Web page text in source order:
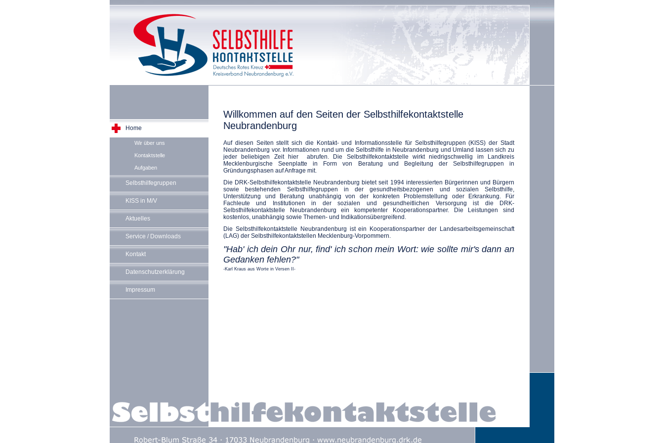
Home
Wir über uns
Kontaktstelle
Aufgaben
Selbsthilfegruppen
KISS in M/V
Aktuelles
Service / Downloads
Kontakt
Datenschutzerklärung
Impressum
Willkommen auf den Seiten der Selbsthilfekontaktstelle
Neubrandenburg
Auf diesen Seiten stellt sich die Kontakt- und Informationsstelle für Selbsthilfegruppen (KISS) der Stadt
Neubrandenburg vor. Informationen rund um die Selbsthilfe in Neubrandenburg und Umland lassen sich zu
jeder beliebigen Zeit hier abrufen. Die Selbsthilfekontaktstelle wirkt niedrigschwellig im Landkreis
Mecklenburgische Seenplatte in Form von Beratung und Begleitung der Selbsthilfegruppen in
Gründungsphasen auf Anfrage mit.
Die DRK-Selbsthilfekontaktstelle Neubrandenburg bietet seit 1994 interessierten Bürgerinnen und Bürgern
sowie bestehenden Selbsthilfegruppen in der gesundheitsbezogenen und sozialen Selbsthilfe,
Unterstützung und Beratung unabhängig von der konkreten Problemstellung oder Erkrankung. Für
Fachleute und Institutionen in der sozialen und gesundheitlichen Versorgung ist die DRK-
Selbsthilfekontaktstelle Neubrandenburg ein kompetenter Kooperationspartner. Die Leistungen sind
kostenlos, unabhängig sowie Themen- und Indikationsübergreifend.
Die Selbsthilfekontaktstelle Neubrandenburg ist ein Kooperationspartner der Landesarbeitsgemeinschaft
(LAG) der Selbsthilfekontaktstellen Mecklenburg-Vorpommern.
"Hab' ich dein Ohr nur, find' ich schon mein Wort: wie sollte mir's dann an
Gedanken fehlen?"
-Karl Kraus aus Worte in Versen II-